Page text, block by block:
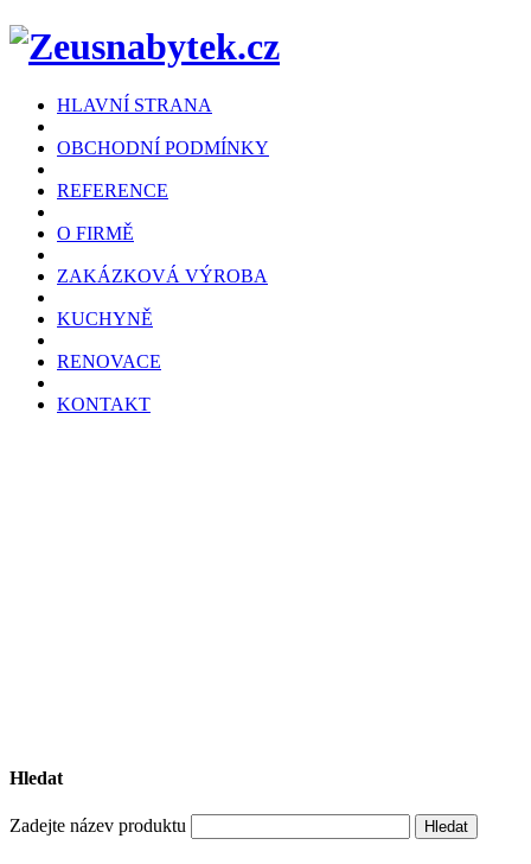
HLAVNÍ STRANA
OBCHODNÍ PODMÍNKY
REFERENCE
O FIRMĚ
ZAKÁZKOVÁ VÝROBA
KUCHYNĚ
RENOVACE
KONTAKT
Hledat
Zadejte název produktu